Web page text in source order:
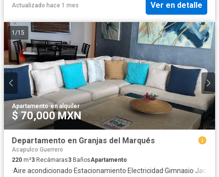
Actualizado hace 1 mes Ver en detalle
1 /15
Apartamento·en alquiler
$ 70,000 MXN
Departamento en Granjas del Marqués
Acapulco Guerrero
220 m²3 Recámaras3 BañosApartamento
·Aire acondicionado·Estacionamiento·Electricidad·Gimnasio·Jacuzzi